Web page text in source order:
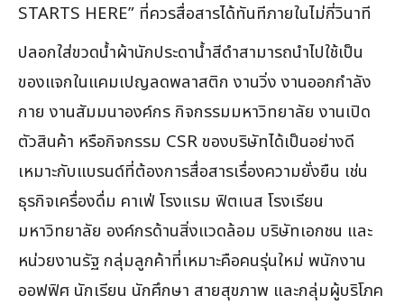
STARTS HERE” ที่ควรสื่อสารได้ทันทีภายในไม่กี่วินาที
ปลอกใส่ขวดน้ำผ้านักประดาน้ำสีดำสามารถนำไปใช้เป็น
ของแจกในแคมเปญลดพลาสติก งานวิ่ง งานออกกำลัง
กาย งานสัมมนาองค์กร กิจกรรมมหาวิทยาลัย งานเปิด
ตัวสินค้า หรือกิจกรรม CSR ของบริษัทได้เป็นอย่างดี
เหมาะกับแบรนด์ที่ต้องการสื่อสารเรื่องความยั่งยืน เช่น
ธุรกิจเครื่องดื่ม คาเฟ่ โรงแรม ฟิตเนส โรงเรียน
มหาวิทยาลัย องค์กรด้านสิ่งแวดล้อม บริษัทเอกชน และ
หน่วยงานรัฐ กลุ่มลูกค้าที่เหมาะคือคนรุ่นใหม่ พนักงาน
ออฟฟิศ นักเรียน นักศึกษา สายสุขภาพ และกลุ่มผู้บริโภค